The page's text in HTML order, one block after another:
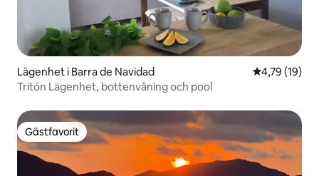
Lägenhet i Barra de Navidad 4,79 av 5 i
4,79 (19)
Tritón Lägenhet, bottenvåning och pool
Gästfavorit
Gästfavorit